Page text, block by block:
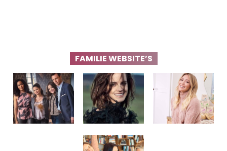
FAMILIE WEBSITE’S